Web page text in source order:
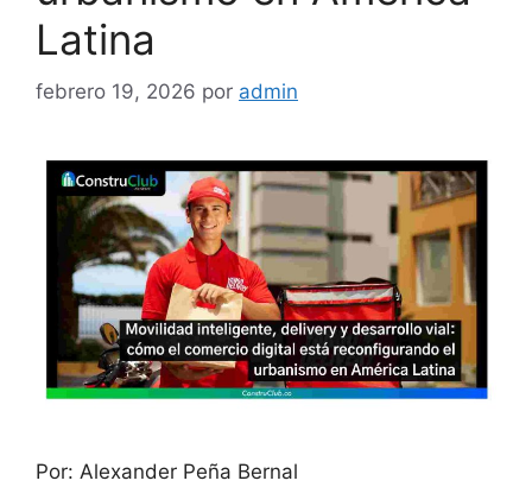
Latina
febrero 19, 2026 por admin
Por: Alexander Peña Bernal